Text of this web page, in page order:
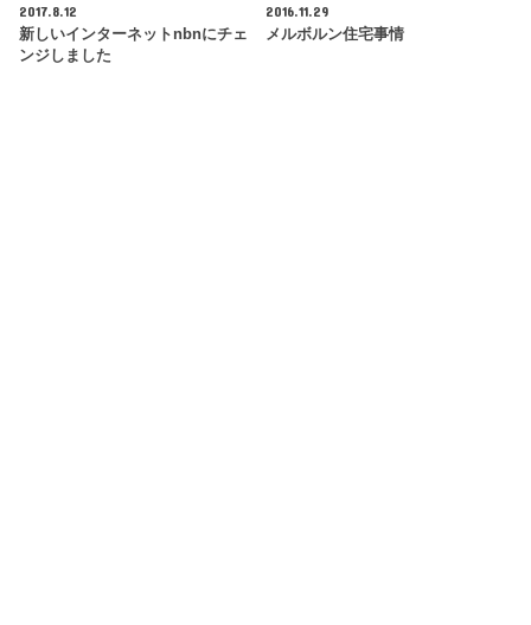
2017.8.12
新しいインターネットnbnにチェ
ンジしました
2016.11.29
メルボルン住宅事情